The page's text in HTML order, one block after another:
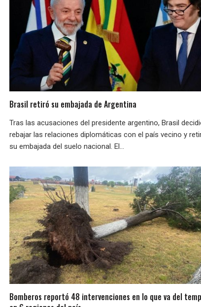
Brasil retiró su embajada de Argentina
Tras las acusaciones del presidente argentino, Brasil
rebajar las relaciones diplomáticas con el país vecino y
su embajada del suelo nacional. El...
Bomberos reportó 48 intervenciones en lo que va del